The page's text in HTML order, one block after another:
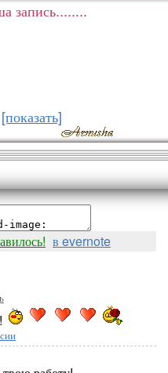
запись........
[показать]
в evernote